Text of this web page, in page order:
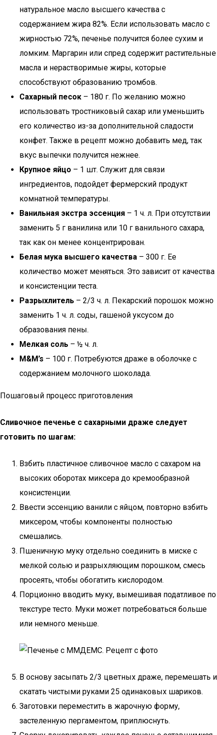
натуральное масло высшего качества с
содержанием жира 82%. Если использовать масло с
жирностью 72%, печенье получится более сухим и
ломким. Маргарин или спред содержит растительные
масла и нерастворимые жиры, которые
способствуют образованию тромбов.
Сахарный песок – 180 г. По желанию можно
использовать тростниковый сахар или уменьшить
его количество из-за дополнительной сладости
конфет. Также в рецепт можно добавить мед, так
вкус выпечки получится нежнее.
Крупное яйцо – 1 шт. Служит для связи
ингредиентов, подойдет фермерский продукт
комнатной температуры.
Ванильная экстра эссенция – 1 ч. л. При отсутствии
заменить 5 г ванилина или 10 г ванильного сахара,
так как он менее концентрирован.
Белая мука высшего качества – 300 г. Ее
количество может меняться. Это зависит от качества
и консистенции теста.
Разрыхлитель – 2/3 ч. л. Пекарский порошок можно
заменить 1 ч. л. соды, гашеной уксусом до
образования пены.
Мелкая соль – ½ ч. л.
M&M’s – 100 г. Потребуются драже в оболочке с
содержанием молочного шоколада.
Пошаговый процесс приготовления
Сливочное печенье с сахарными драже следует
готовить по шагам:
Взбить пластичное сливочное масло с сахаром на
высоких оборотах миксера до кремообразной
консистенции.
Ввести эссенцию ванили с яйцом, повторно взбить
миксером, чтобы компоненты полностью
смешались.
Пшеничную муку отдельно соединить в миске с
мелкой солью и разрыхляющим порошком, смесь
просеять, чтобы обогатить кислородом.
Порционно вводить муку, вымешивая податливое по
текстуре тесто. Муки может потребоваться больше
или немного меньше.
В основу засыпать 2/3 цветных драже, перемешать и
скатать чистыми руками 25 одинаковых шариков.
Заготовки переместить в жарочную форму,
застеленную пергаментом, приплюснуть.